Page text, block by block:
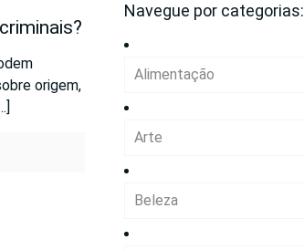
origem,
Navegue por categorias:
Alimentação
Arte
Beleza